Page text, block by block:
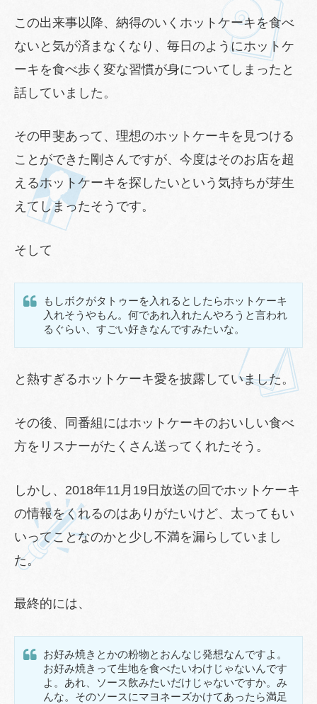
この出来事以降、納得のいくホットケーキを食べ
ないと気が済まなくなり、毎日のようにホットケ
ーキを食べ歩く変な習慣が身についてしまったと
話していました。
その甲斐あって、理想のホットケーキを見つける
ことができた剛さんですが、今度はそのお店を超
えるホットケーキを探したいという気持ちが芽生
えてしまったそうです。
そして
もしボクがタトゥーを入れるとしたらホットケーキ
入れそうやもん。何であれ入れたんやろうと言われ
るぐらい、すごい好きなんですみたいな。
と熱すぎるホットケーキ愛を披露していました。
その後、同番組にはホットケーキのおいしい食べ
方をリスナーがたくさん送ってくれたそう。
しかし、2018年11月19日放送の回でホットケーキ
の情報をくれるのはありがたいけど、太ってもい
いってことなのかと少し不満を漏らしていまし
た。
最終的には、
お好み焼きとかの粉物とおんなじ発想なんですよ。
お好み焼きって生地を食べたいわけじゃないんです
よ。あれ、ソース飲みたいだけじゃないですか。み
んな。そのソースにマヨネーズかけてあったら満足